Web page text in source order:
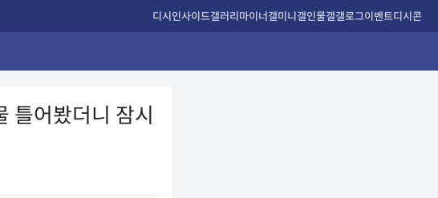
디시인사이드갤러리마이너갤미니갤인물갤갤로그이벤트디시콘
틀어봤더니 잠시